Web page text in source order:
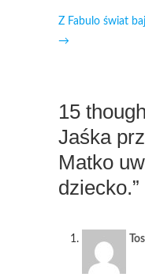
Z Fabulo świat
→
15
Jaśka
Matko
dziecko.”